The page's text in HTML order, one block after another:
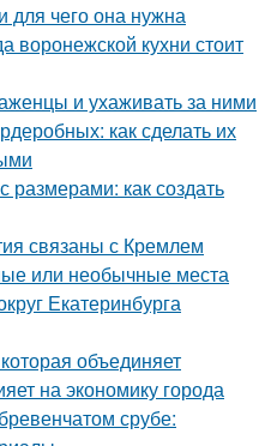
для чего она нужна
воронежской кухни стоит
и ухаживать за ними
как сделать их
размерами: как создать
связаны с Кремлем
или необычные места
Екатеринбурга
объединяет
на экономику города
срубе: